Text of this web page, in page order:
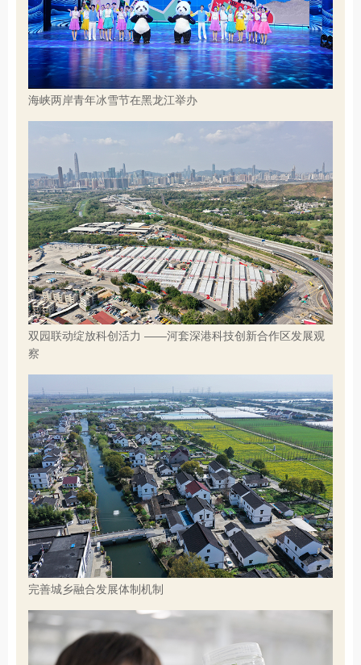
海峡两岸青年冰雪节在黑龙江举办
双园联动绽放科创活力 ——河套深港科技创新合作区发展观
察
完善城乡融合发展体制机制